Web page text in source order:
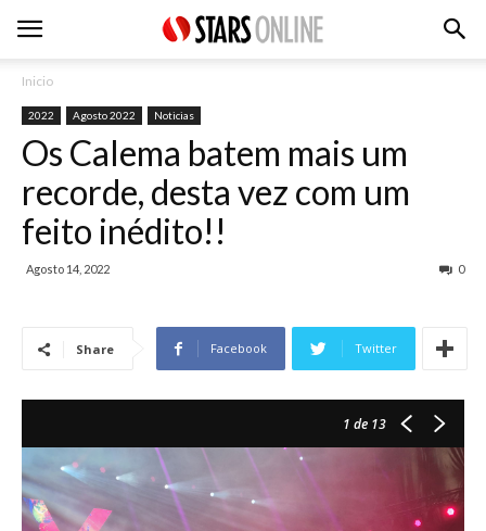
Inicio
2022 Agosto 2022 Noticias
Os Calema batem mais um
recorde, desta vez com um
feito inédito!!
Agosto 14, 2022 0
Share Facebook Twitter
1 de 13